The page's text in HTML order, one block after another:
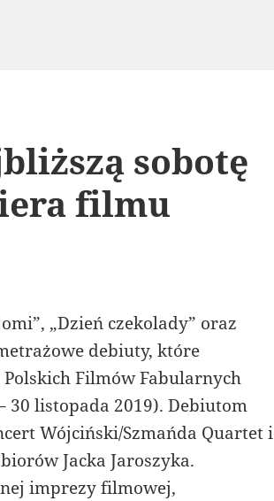
sobotę
filmu
„Dzień czekolady” oraz
debiuty, które
Filmów Fabularnych
30 listopada 2019). Debiutom
Wójciński/Szmańda Quartet i
Jacka Jaroszyka.
imprezy filmowej,